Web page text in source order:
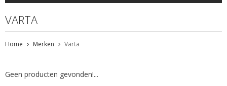
VARTA
Home Merken Varta
Geen producten gevonden!...